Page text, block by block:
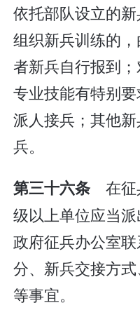
依托部队设立的
组织新兵训练的
者新兵自行报到
专业技能有特别
派人接兵；其他
兵。
第三十六条 在征
级以上单位应当
政府征兵办公室
分、新兵交接方
等事宜。